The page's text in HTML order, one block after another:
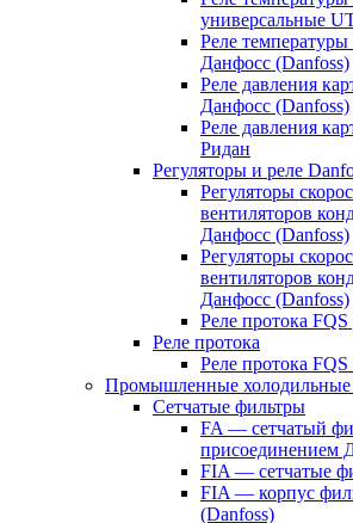
универсальные
Реле
Данфосс (Danfoss)
Реле давления
Данфосс (Danfoss)
Реле давления
Ридан
Регуляторы и реле
Регуляторы
вентиляторов
Данфосс (Danfoss)
Регуляторы
вентиляторов
Данфосс (Danfoss)
Реле протока
Реле протока
Реле протока
Промышленные
Сетчатые фильтры
FA — сетчатый
присоединением
FIA — сетчатые
FIA — корпус
(Danfoss)